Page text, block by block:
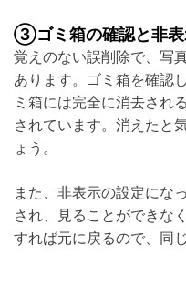
③ゴミ箱の確認と非表
覚えのない誤削除で、写
あります。ゴミ箱を確認
ミ箱には完全に消去され
されています。消えたと
ょう。
また、非表示の設定にな
され、見ることができな
すれば元に戻るので、同